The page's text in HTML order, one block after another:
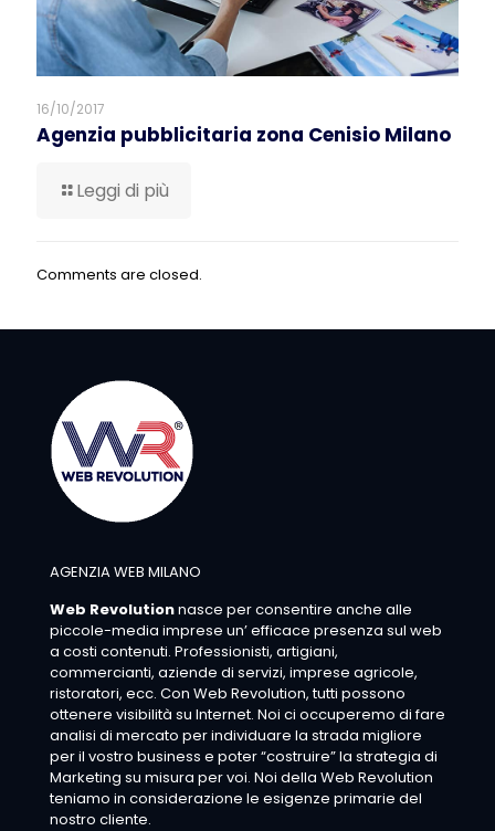
16/10/2017
Agenzia pubblicitaria zona Cenisio Milano
Leggi di più
Comments are closed.
AGENZIA WEB MILANO
Web Revolutionnasce per consentire anche alle
piccole-media imprese un’ efficace presenza sul web
a costi contenuti. Professionisti, artigiani,
commercianti, aziende di servizi, imprese agricole,
ristoratori, ecc. Con Web Revolution, tutti possono
ottenere visibilità su Internet. Noi ci occuperemo di fare
analisi di mercato per individuare la strada migliore
per il vostro business e poter “costruire” la strategia di
Marketing su misura per voi. Noi della Web Revolution
teniamo in considerazione le esigenze primarie del
nostro cliente.